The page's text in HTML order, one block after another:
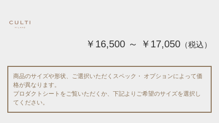
￥16,500 ～ ￥17,050 （税込）
商品のサイズや形状、ご選択いただくスペック・ オプションによって価
格が異なります。
プロダクトシートをご覧いただくか、下記よりご希望のサイズを選択し
てください。